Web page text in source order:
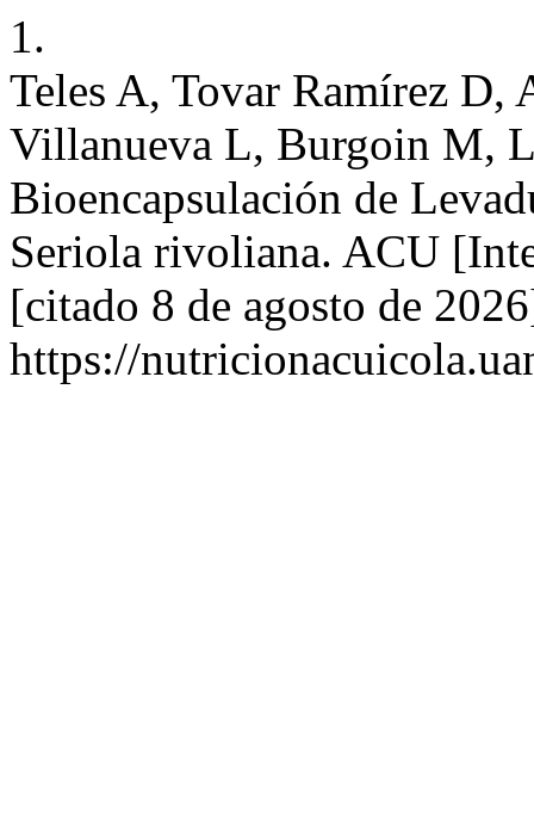
1.
Teles A, Tovar Ramírez D,
Villanueva L, Burgoin M,
Bioencapsulación de
Seriola rivoliana. ACU
[citado 8 de agosto de
https://